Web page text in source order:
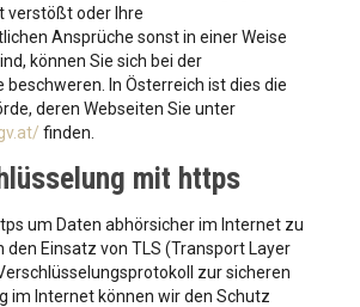
verstößt oder Ihre
Ansprüche sonst in einer Weise
können Sie sich bei der
In Österreich ist dies die
deren Webseiten Sie unter
finden.
mit https
um Daten abhörsicher im Internet zu
den Einsatz von TLS (Transport Layer
zur sicheren
im Internet können wir den Schutz